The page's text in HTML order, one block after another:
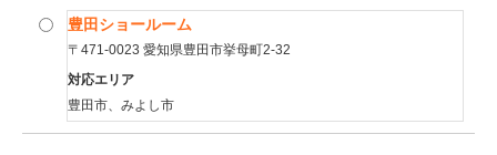
豊田ショールーム
〒471-0023 愛知県豊田市挙母町2-32
対応エリア
豊田市、みよし市